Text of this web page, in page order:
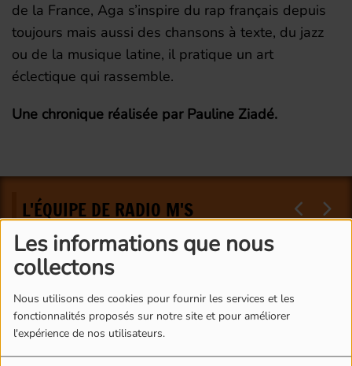
Les informations que nous
collectons
Nous utilisons des cookies pour fournir les services et les
fonctionnalités proposés sur notre site et pour améliorer
l'expérience de nos utilisateurs.
de la France, Aga s’inspire du rap français depuis
toujours mais aussi des chansons à texte, du jazz
ou de la musique latine, il pratique un art
éclectique qui rassemble.
Une chronique réalisée par Pauline Ziadé.
L'ÉQUIPE DE RADIO M'S